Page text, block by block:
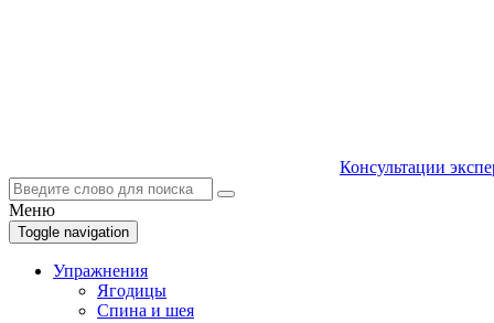
Консультации
Меню
Toggle navigation
Упражнения
Ягодицы
Спина и шея